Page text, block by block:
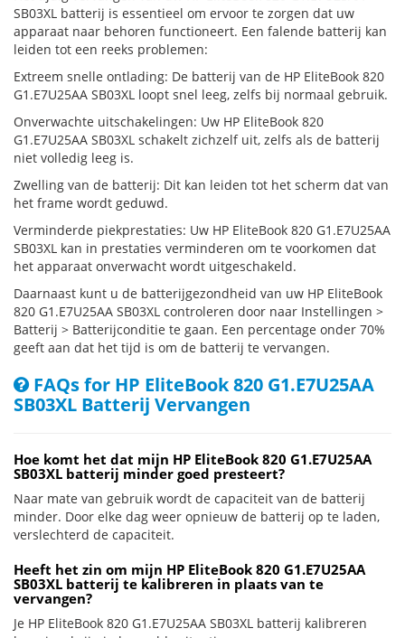
SB03XL batterij is essentieel om ervoor te zorgen dat uw
apparaat naar behoren functioneert. Een falende batterij kan
leiden tot een reeks problemen:
Extreem snelle ontlading: De batterij van de HP EliteBook 820
G1.E7U25AA SB03XL loopt snel leeg, zelfs bij normaal gebruik.
Onverwachte uitschakelingen: Uw HP EliteBook 820
G1.E7U25AA SB03XL schakelt zichzelf uit, zelfs als de batterij
niet volledig leeg is.
Zwelling van de batterij: Dit kan leiden tot het scherm dat van
het frame wordt geduwd.
Verminderde piekprestaties: Uw HP EliteBook 820 G1.E7U25AA
SB03XL kan in prestaties verminderen om te voorkomen dat
het apparaat onverwacht wordt uitgeschakeld.
Daarnaast kunt u de batterijgezondheid van uw HP EliteBook
820 G1.E7U25AA SB03XL controleren door naar Instellingen >
Batterij > Batterijconditie te gaan. Een percentage onder 70%
geeft aan dat het tijd is om de batterij te vervangen.
FAQs for HP EliteBook 820 G1.E7U25AA
SB03XL Batterij Vervangen
Hoe komt het dat mijn HP EliteBook 820 G1.E7U25AA
SB03XL batterij minder goed presteert?
Naar mate van gebruik wordt de capaciteit van de batterij
minder. Door elke dag weer opnieuw de batterij op te laden,
verslechterd de capaciteit.
Heeft het zin om mijn HP EliteBook 820 G1.E7U25AA
SB03XL batterij te kalibreren in plaats van te
vervangen?
Je HP EliteBook 820 G1.E7U25AA SB03XL batterij kalibreren